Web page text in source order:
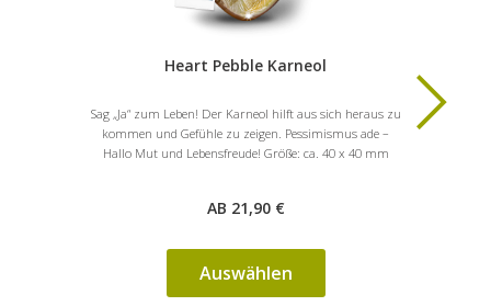
Heart Pebble Karneol
Sag „Ja“ zum Leben! Der Karneol hilft aus sich heraus zu
kommen und Gefühle zu zeigen. Pessimismus ade –
Hallo Mut und Lebensfreude! Größe: ca. 40 x 40 mm
AB 21,90 €
Auswählen